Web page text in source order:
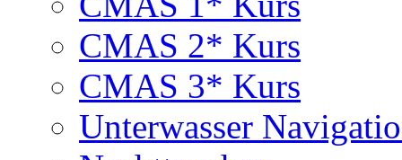
CMAS 2* Kurs
CMAS 3* Kurs
Unterwasser